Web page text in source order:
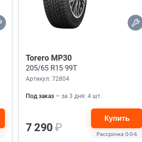
Torero MP30
205/65 R15 99T
Артикул: 72804
Под заказ — за 3 дня: 4 шт.
7 290₽
Купить
Рассрочка 0-0-6